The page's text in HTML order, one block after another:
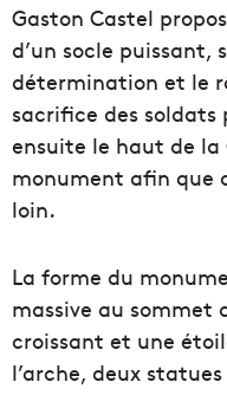
Gaston Castel
d’un socle puissant,
détermination et le
sacrifice des
ensuite le haut de la
monument afin que
loin.
La forme du
massive au sommet
croissant et une
l’arche, deux